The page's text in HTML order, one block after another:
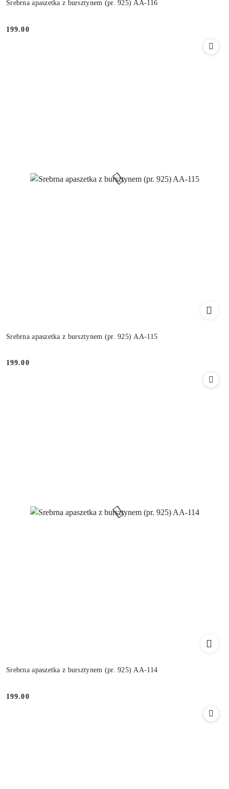
Srebrna apaszetka z bursztynem (pr. 925) AA-116
Cena:
199.00
Srebrna apaszetka z bursztynem (pr. 925) AA-115
Cena:
199.00
Srebrna apaszetka z bursztynem (pr. 925) AA-114
Cena:
199.00